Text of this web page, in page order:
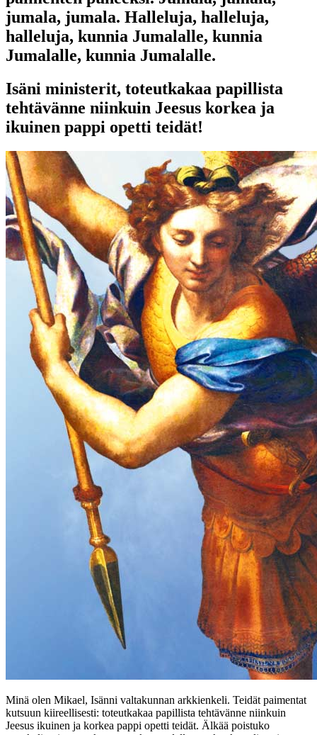
jumala, jumala. Halleluja, halleluja,
halleluja, kunnia Jumalalle, kunnia
Jumalalle, kunnia Jumalalle.
Isäni ministerit, toteutkakaa papillista
tehtävänne niinkuin Jeesus korkea ja
ikuinen pappi opetti teidät!
Minä olen Mikael, Isänni valtakunnan arkkienkeli. Teidät paimentat
kutsuun kiireellisesti: toteutkakaa papillista tehtävänne niinkuin
Jeesus ikuinen ja korkea pappi opetti teidät. Älkää poistuko